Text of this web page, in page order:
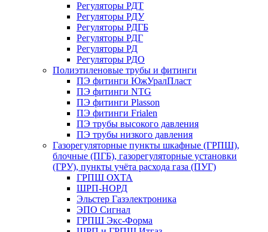
Регуляторы РДТ
Регуляторы РДУ
Регуляторы РДГБ
Регуляторы РДГ
Регуляторы РД
Регуляторы РДО
Полиэтиленовые трубы и фитинги
ПЭ фитинги ЮжУралПласт
ПЭ фитинги NTG
ПЭ фитинги Plasson
ПЭ фитинги Frialen
ПЭ трубы высокого давления
ПЭ трубы низкого давления
Газорегуляторные пункты шкафные (ГРПШ),
блочные (ПГБ), газорегуляторные установки
(ГРУ), пункты учёта расхода газа (ПУГ)
ГРПШ ОХТА
ШРП-НОРД
Эльстер Газэлектроника
ЭПО Сигнал
ГРПШ Экс-Форма